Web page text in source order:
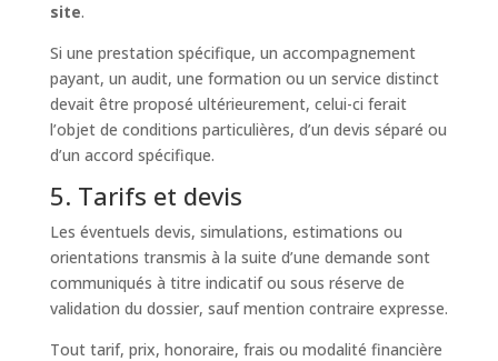
site.
Si une prestation spécifique, un accompagnement
payant, un audit, une formation ou un service distinct
devait être proposé ultérieurement, celui-ci ferait
l’objet de conditions particulières, d’un devis séparé ou
d’un accord spécifique.
5. Tarifs et devis
Les éventuels devis, simulations, estimations ou
orientations transmis à la suite d’une demande sont
communiqués à titre indicatif ou sous réserve de
validation du dossier, sauf mention contraire expresse.
Tout tarif, prix, honoraire, frais ou modalité financière